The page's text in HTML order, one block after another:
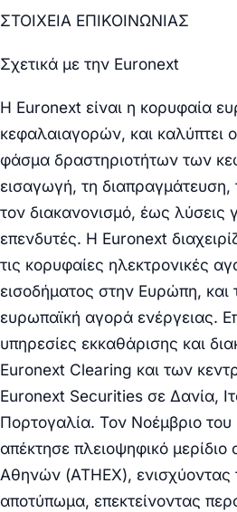
ΣΤΟΙΧΕΙΑ ΕΠΙΚΟΙΝΩΝΙΑΣ
Σχετικά με την Euronext
Η Euronext είναι η κορυφαία
κεφαλαιαγορών, και καλύπτει
φάσμα δραστηριοτήτων των
εισαγωγή, τη διαπραγμάτευση,
τον διακανονισμό, έως λύσεις
επενδυτές. Η Euronext
τις κορυφαίες ηλεκτρονικές
εισοδήματος στην Ευρώπη, και
ευρωπαϊκή αγορά ενέργειας.
υπηρεσίες εκκαθάρισης και
Euronext Clearing και των
Euronext Securities σε Δανία,
Πορτογαλία. Τον Νοέμβριο
απέκτησε πλειοψηφικό μερίδιο
Αθηνών (ATHEX), ενισχύοντας
αποτύπωμα, επεκτείνοντας